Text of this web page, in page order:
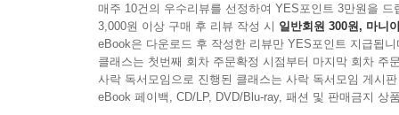
당연하지.이미..그 해독제도 완성이 되어있어.아
꼬마에게두 말야....이름이...신이치랬나?우리 두
말도 안돼!!난 다시 돌아가지 않아!!
그래?(이상한 웃음을 짓는다.)
서,설마,란한테 또 무슨짓을 한건!!
매주 10건의 우수리뷰를 선정하여 YES포인트 3만원을 드
3,000원 이상 구매 후 리뷰 작성 시 일반회원 300원, 마니
eBook은 다운로드 후 작성한 리뷰만 YES포인트 지급됩니
클래스는 첫번째 회차 주문확정 시점부터 마지막 회차 주
사락 독서모임으로 진행된 클래스는 사락 독서모임 게시
eBook 페이백, CD/LP, DVD/Blu-ray, 패션 및 판매금지 상